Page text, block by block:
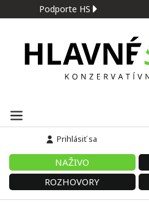
Podporte HS
Prihlásiť sa
NAŽIVO
ROZHOVORY